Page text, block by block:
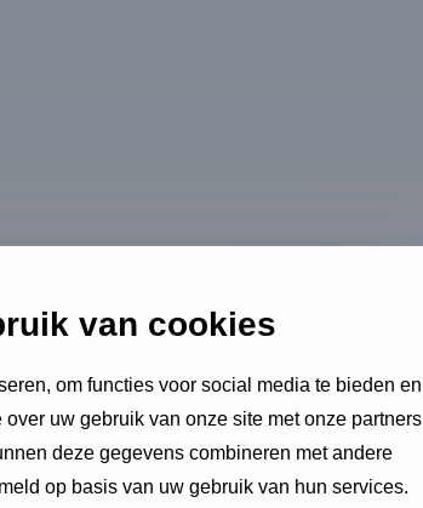
van cookies
om functies voor social media te bieden en
uw gebruik van onze site met onze partners
deze gegevens combineren met andere
op basis van uw gebruik van hun services.
3